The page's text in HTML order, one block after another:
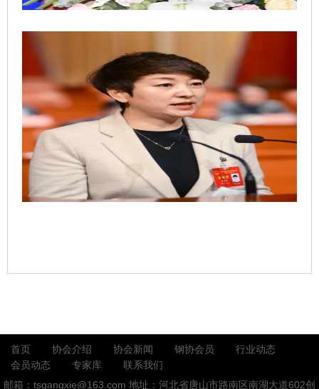
首页 协会介绍 协会新闻 钢协会员
行业动态
会员动态
专家库
联系我们
邮箱：tsgangxie@163.com 地址：河北省唐山市路南区南湖大道602创